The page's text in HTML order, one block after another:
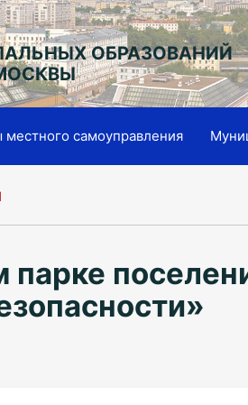
ОБРАЗОВАНИЙ
местного самоуправления
парке